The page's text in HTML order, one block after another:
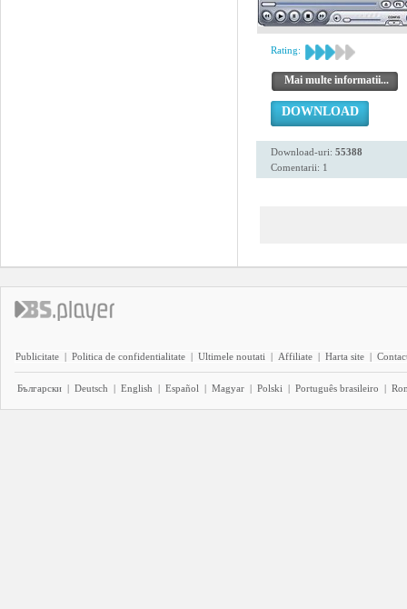
Rating:
Mai multe informatii...
DOWNLOAD
Download-uri: 55388
Comentarii: 1
Publicitate | Politica de confidentialitate | Ultimele noutati | Affiliate | Harta site |
Български | Deutsch | English | Español | Magyar | Polski | Português brasileiro |